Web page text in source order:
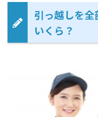
引っ越しを
いくら？